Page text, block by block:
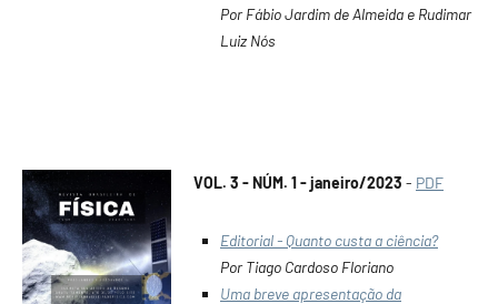
Por Fábio Jardim de Almeida e Rudimar
Luiz Nós
VOL. 3 - NÚM. 1 - janeiro/2023 - PDF
Editorial - Quanto custa a ciência?
Por Tiago Cardoso Floriano
Uma breve apresentação da